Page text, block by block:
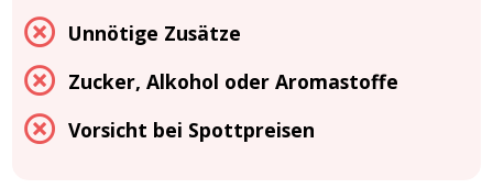
Unnötige Zusätze
Zucker, Alkohol oder Aromastoffe
Vorsicht bei Spottpreisen